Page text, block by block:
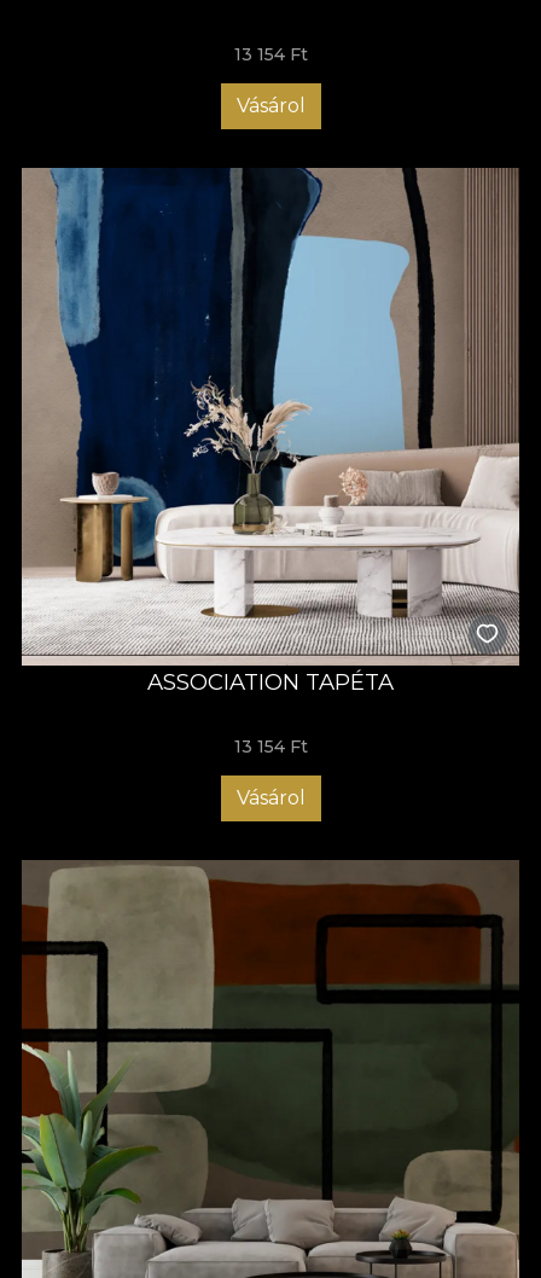
tapetele VLAdiLA te ajută să impresionezi de la primul pas în
casă. Comandă acum tapetul potrivit pentru holul tău și bucură-
te de o atmosferă care să-ți aducă zâmbetul pe buze de
fiecare dată când ajungi acasă!
13 154 Ft
Vásárol
ASSOCIATION TAPÉTA
13 154 Ft
Vásárol